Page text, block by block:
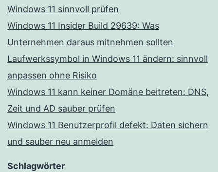
Windows 11 sinnvoll prüfen
Windows 11 Insider Build 29639: Was
Unternehmen daraus mitnehmen sollten
Laufwerkssymbol in Windows 11 ändern: sinnvoll
anpassen ohne Risiko
Windows 11 kann keiner Domäne beitreten: DNS,
Zeit und AD sauber prüfen
Windows 11 Benutzerprofil defekt: Daten sichern
und sauber neu anmelden
Schlagwörter